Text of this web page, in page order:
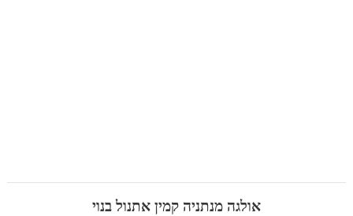
אולגה מנתניה קמין אתנול בנוי